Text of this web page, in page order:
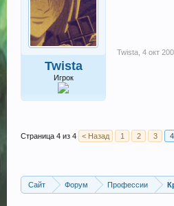
Twista
Игрок
Twista 4 окт
Страница 4 из 4 < Назад 1 2 3 4
Сайт Форум Профессии